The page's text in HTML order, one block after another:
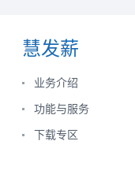
慧发薪
业务介绍
功能与服务
下载专区